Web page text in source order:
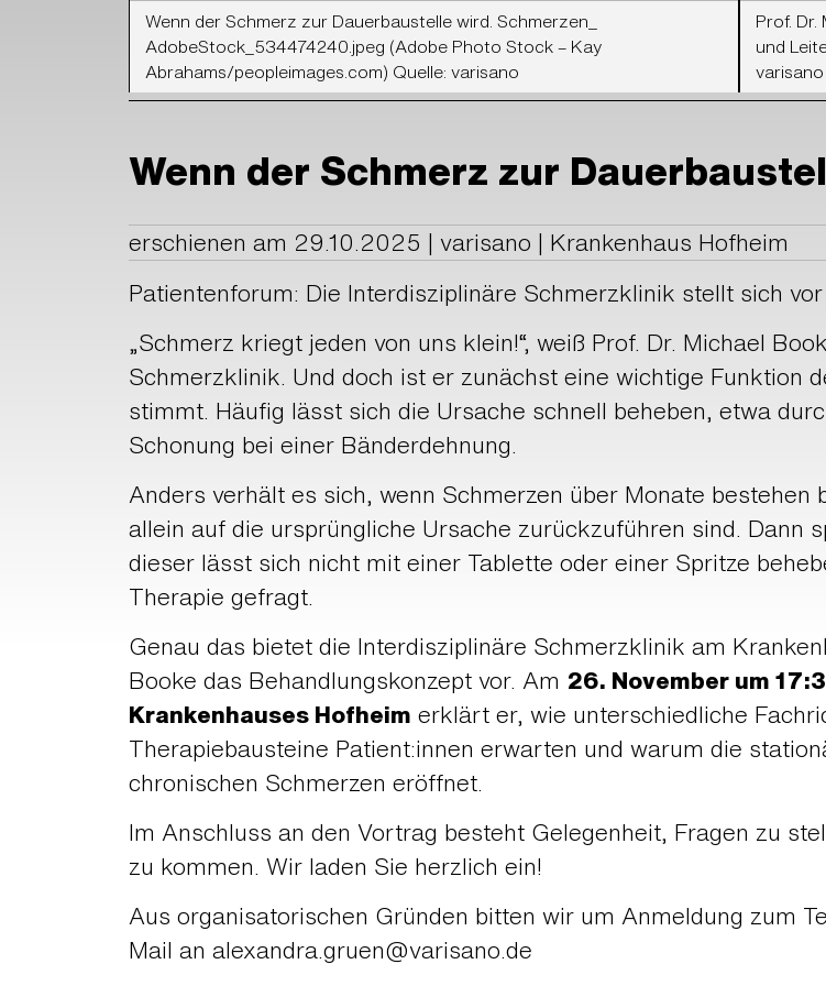
Wenn der Schmerz zur Dauerbaustelle wird. Schmerzen_
AdobeStock_534474240.jpeg (Adobe Photo Stock – Kay
Abrahams/peopleimages.com) Quelle: varisano
Prof.
und
varisano
Wenn der Schmerz zur
erschienen am 29.10.2025 | varisano | Krankenhaus Hofheim
Patientenforum: Die Interdisziplinäre Schmerzklinik stellt sich vor
„Schmerz kriegt jeden von uns klein!“, weiß Prof. Dr. Michael
Schmerzklinik. Und doch ist er zunächst eine wichtige Funktion
stimmt. Häufig lässt sich die Ursache schnell beheben, etwa
Schonung bei einer Bänderdehnung.
Anders verhält es sich, wenn Schmerzen über Monate
allein auf die ursprüngliche Ursache zurückzuführen sind. Dann
dieser lässt sich nicht mit einer Tablette oder einer Spritze
Therapie gefragt.
Genau das bietet die Interdisziplinäre Schmerzklinik am
Booke das Behandlungskonzept vor. Am 26. November um
Krankenhauses Hofheim erklärt er, wie unterschiedliche
Therapiebausteine Patient:innen erwarten und warum die
chronischen Schmerzen eröffnet.
Im Anschluss an den Vortrag besteht Gelegenheit, Fragen zu
zu kommen. Wir laden Sie herzlich ein!
Aus organisatorischen Gründen bitten wir um Anmeldung zum
Mail an alexandra.gruen@varisano.de